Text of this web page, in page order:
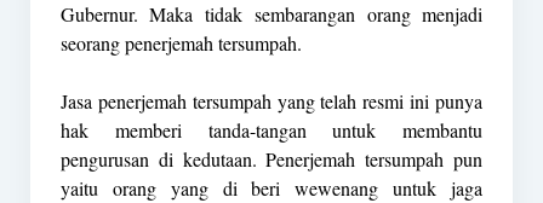
Gubernur. Maka tidak sembarangan orang menjadi
seorang penerjemah tersumpah.
Jasa penerjemah tersumpah yang telah resmi ini punya
hak memberi tanda-tangan untuk membantu
pengurusan di kedutaan. Penerjemah tersumpah pun
yaitu orang yang di beri wewenang untuk jaga